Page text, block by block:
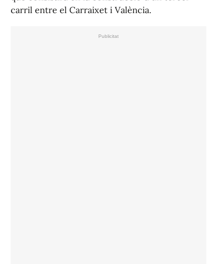
carril entre el Carraixet i València.